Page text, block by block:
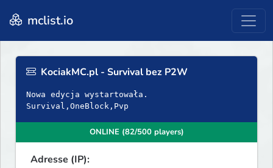
mclist.io
KociakMC.pl - Survival bez P2W
Nowa edycja wystartowała.
Survival,OneBlock,Pvp
ONLINE (82/500 players)
Adresse (IP):